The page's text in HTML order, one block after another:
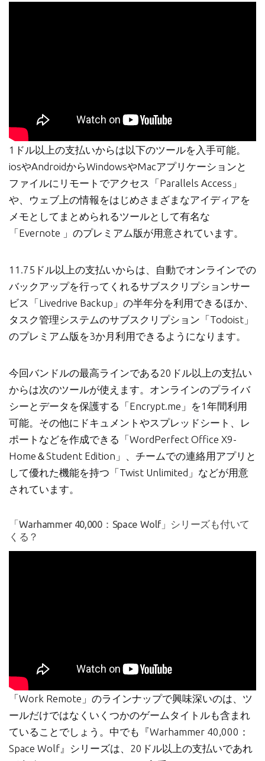
1ドル以上の支払いからは以下のツールを入手可能。
iosやAndroidからWindowsやMacアプリケーションと
ファイルにリモートでアクセス「Parallels Access」
や、ウェブ上の情報をはじめさまざまなアイディアを
メモとしてまとめられるツールとして有名な
「Evernote 」のプレミアム版が用意されています。
11.75ドル以上の支払いからは、自動でオンラインでの
バックアップを行ってくれるサブスクリプションサー
ビス「Livedrive Backup」の半年分を利用できるほか、
タスク管理システムのサブスクリプション「Todoist」
のプレミアム版を3か月利用できるようになります。
今回バンドルの最高ラインである20ドル以上の支払い
からは次のツールが使えます。オンラインのプライバ
シーとデータを保護する「Encrypt.me」を1年間利用
可能。その他にドキュメントやスプレッドシート、レ
ポートなどを作成できる「WordPerfect Office X9-
Home＆Student Edition」、チームでの連絡用アプリと
して優れた機能を持つ「Twist Unlimited」などが用意
されています。
「Warhammer 40,000：Space Wolf」シリーズも付いて
くる？
「Work Remote」のラインナップで興味深いのは、ツ
ールだけではなくいくつかのゲームタイトルも含まれ
ていることでしょう。中でも『Warhammer 40,000：
Space Wolf』シリーズは、20ドル以上の支払いであれ